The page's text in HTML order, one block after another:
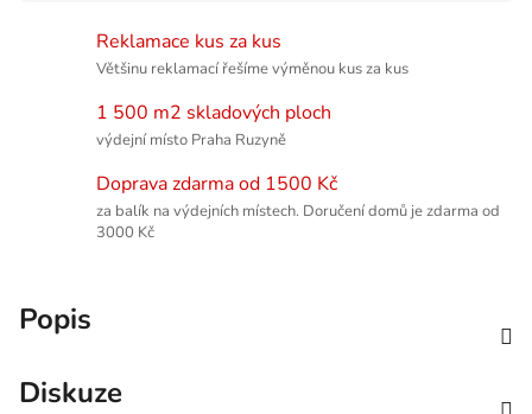
Reklamace kus za kus
Většinu reklamací řešíme výměnou kus za kus
1 500 m2 skladových ploch
výdejní místo Praha Ruzyně
Doprava zdarma od 1500 Kč
za balík na výdejních místech. Doručení domů je zdarma od
3000 Kč
Popis
Diskuze